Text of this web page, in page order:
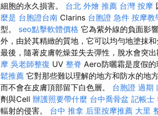
細胞的永久損害。 台北 外燴 推薦 台灣 按摩
麼是 台胞證台南 Clarins 台胞證 急件 按摩教
型。 seo點擊軟體價格 它為紫外線的負面影
外，由於其精緻的質地，它可以均勻地塗抹
最後，隨著皮膚乾燥並失去彈性，脫水會突出
摩 吳老師整復 UV 整脊 Aero防曬霜是度假的
鬆推薦 它對那些難以理解的地方和防水的地
而不會在皮膚頂部留下白色層。 台胞證 過期
劑與Cell 辦護照要帶什麼 台中喬骨盆 記帳士
輻射的侵害。 台中 推拿 后里按摩推薦 大里